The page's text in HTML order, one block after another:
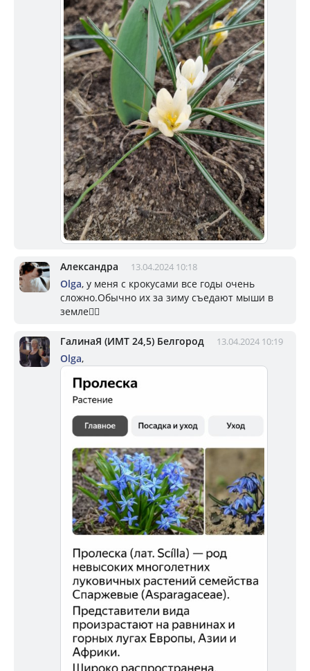
Александра 13.04.2024 10:18
Olga, у меня с крокусами все годы очень
сложно.Обычно их за зиму съедают мыши в
земле🤦‍♀️
ГалинаЯ (ИМТ 24,5) Белгород 13.04.2024 10:19
Olga,